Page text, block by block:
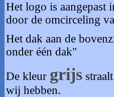
Het logo is aangepast
door de omcirceling
Het dak aan de
onder één dak"
De kleur grijs
wij hebben.